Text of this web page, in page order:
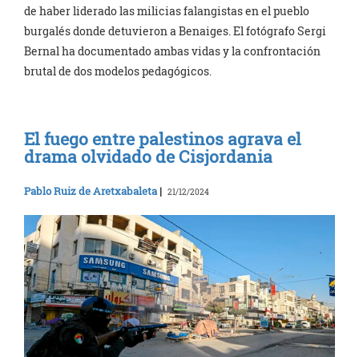
de haber liderado las milicias falangistas en el pueblo
burgalés donde detuvieron a Benaiges. El fotógrafo Sergi
Bernal ha documentado ambas vidas y la confrontación
brutal de dos modelos pedagógicos.
El fuego entre palestinos agrava el
drama olvidado de Cisjordania
Pablo Ruiz de Aretxabaleta | 21/12/2024